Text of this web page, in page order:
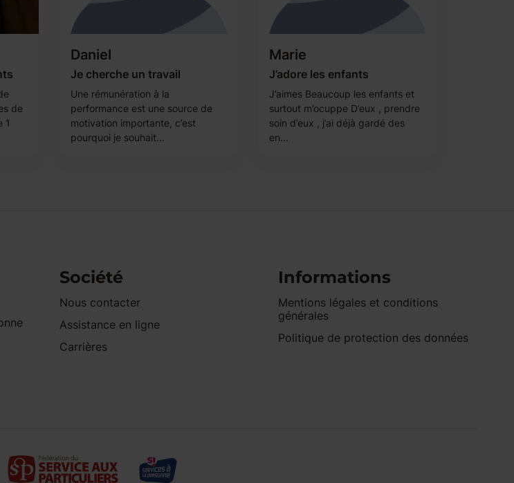
de
1
Daniel
Je cherche un travail
Une rémunération à la
performance est une source de
motivation importante, c’est
pourquoi je souhait...
Marie
J’adore les enfants
J’aimes Beaucoup les enfants et
surtout m’ocuppe D’eux , prendre
soin d’eux , j’ai déjà gardé des
en...
Société
Nous contacter
Assistance en ligne
Carrières
Informations
Mentions légales et conditions
générales
Politique de protection des données